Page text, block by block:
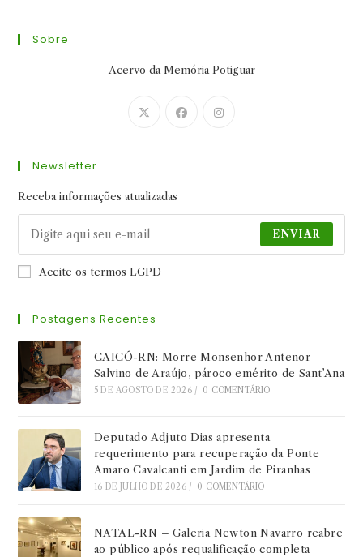
Sobre
Acervo da Memória Potiguar
Abre
Abre
Newsletter
Receba informações atualizadas
ENVIAR
Aceite os termos LGPD
Postagens Recentes
CAICÓ-RN: Morre Monsenhor Antenor
Salvino de Araújo, pároco emérito de Sant’Ana
5 DE AGOSTO DE 2026 / 0 COMENTÁRIO
Deputado Adjuto Dias apresenta
requerimento para recuperação da Ponte
Amaro Cavalcanti em Jardim de Piranhas
16 DE JULHO DE 2026 / 0 COMENTÁRIO
NATAL-RN – Galeria Newton Navarro reabre
ao público após requalificação completa